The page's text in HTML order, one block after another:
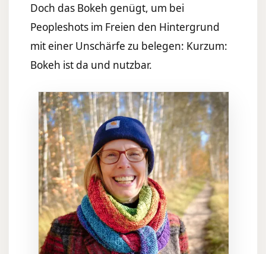
Doch das Bokeh genügt, um bei
Peopleshots im Freien den Hintergrund
mit einer Unschärfe zu belegen: Kurzum:
Bokeh ist da und nutzbar.